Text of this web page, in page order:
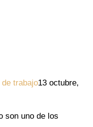
trabajo13 octubre,
son uno de los